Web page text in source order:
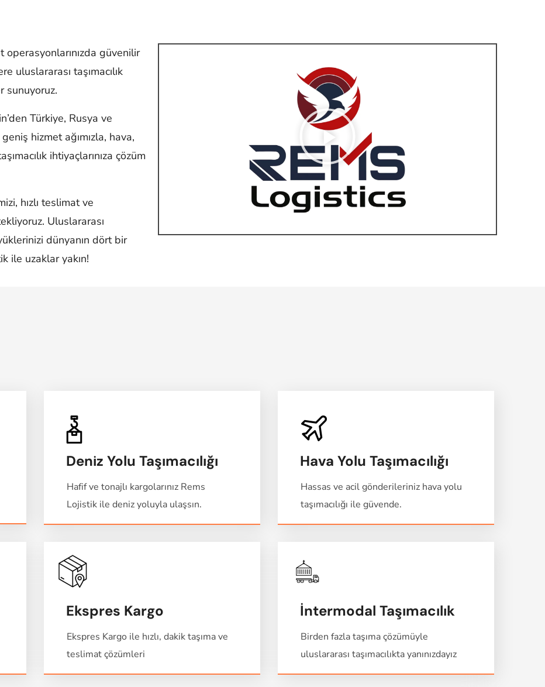
güvenilir
uluslararası taşımacılık
sunuyoruz.
Türkiye, Rusya ve
hizmet ağımızla, hava,
ihtiyaçlarınıza çözüm
hızlı teslimat ve
Uluslararası
dünyanın dört bir
ile uzaklar yakın!
Deniz Yolu Taşımacılığı
Hafif ve tonajlı kargolarınız Rems
Lojistik ile deniz yoluyla ulaşsın.
Hava Yolu Taşımacılığı
Hassas ve acil gönderileriniz hava yolu
taşımacılığı ile güvende.
Ekspres Kargo
Ekspres Kargo ile hızlı, dakik taşıma ve
teslimat çözümleri
İntermodal Taşımacılık
Birden fazla taşıma çözümüyle
uluslararası taşımacılıkta yanınızdayız